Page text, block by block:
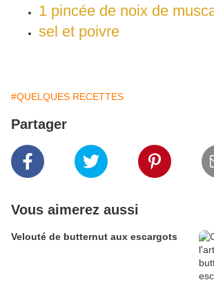
1 pincée de noix de
sel et poivre
#QUELQUES RECETTES
Partager
Vous aimerez aussi
Velouté de butternut aux escargots